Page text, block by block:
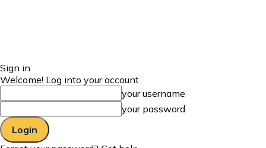
Sign in
Welcome! Log into your account
your username
your password